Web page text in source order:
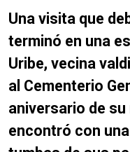
Una visita que
terminó en una
Uribe, vecina
al Cementerio
aniversario de su
encontró con